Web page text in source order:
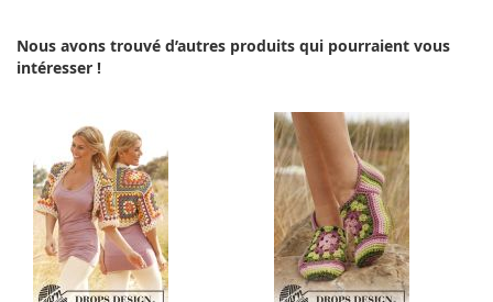
Nous avons trouvé d’autres produits qui pourraient vous
intéresser !